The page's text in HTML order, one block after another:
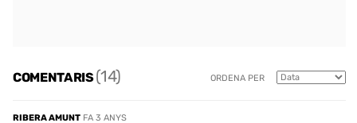
COMENTARIS(14) ORDENA PER
RIBERA AMUNT FA 3 ANYS